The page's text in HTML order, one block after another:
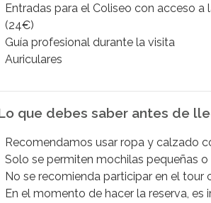
admirar una amplia variedad de
política
senadores debatían,sacerdotes
de todo el
culmina en la majestuosa colina del
emperadores. En este lugar,
la colina delPalatinobrinda
un impresionante paisaje
completa visita guiada te ofrece un
Entradas para el Coliseo con acceso a
(24€)
Guía profesional durante la visita
Auriculares
que debes saber antes de
Recomendamos usar ropa y calzado
Solo se permiten mochilas pequeñas
No se recomienda participar en el tour
En el momento de hacer la reserva,